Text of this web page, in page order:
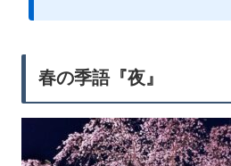
春の季語『夜』